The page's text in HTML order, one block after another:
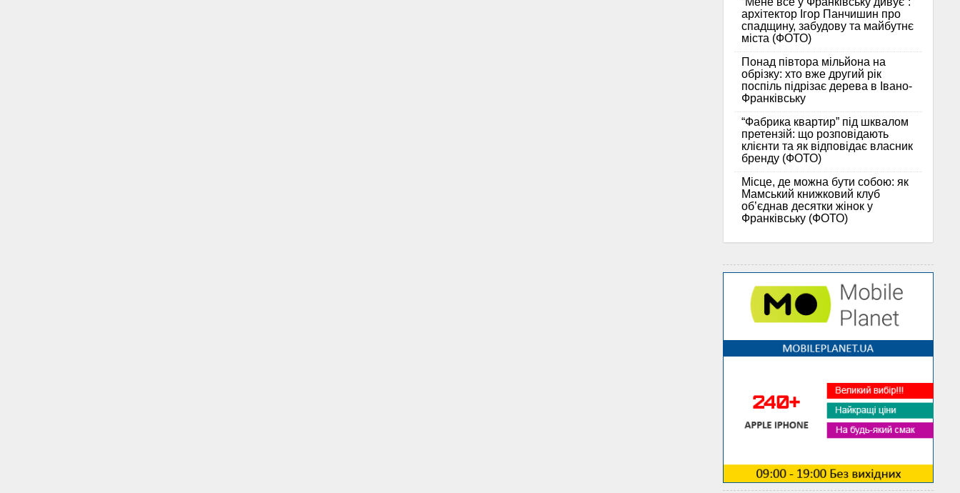
архітектор Ігор Панчишин про
спадщину, забудову та майбутнє
міста (ФОТО)
Понад півтора мільйона на
обрізку: хто вже другий рік
поспіль підрізає дерева в Івано-
Франківську
“Фабрика квартир” під шквалом
претензій: що розповідають
клієнти та як відповідає власник
бренду (ФОТО)
Місце, де можна бути собою: як
Мамський книжковий клуб
об’єднав десятки жінок у
Франківську (ФОТО)